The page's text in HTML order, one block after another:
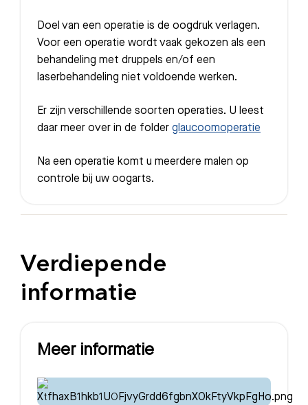
Doel van een operatie is de oogdruk verlagen.
Voor een operatie wordt vaak gekozen als een
behandeling met druppels en/of een
laserbehandeling niet voldoende werken.
Er zijn verschillende soorten operaties. U leest
daar meer over in de folder glaucoomoperatie
Na een operatie komt u meerdere malen op
controle bij uw oogarts.
Verdiepende
informatie
Meer informatie